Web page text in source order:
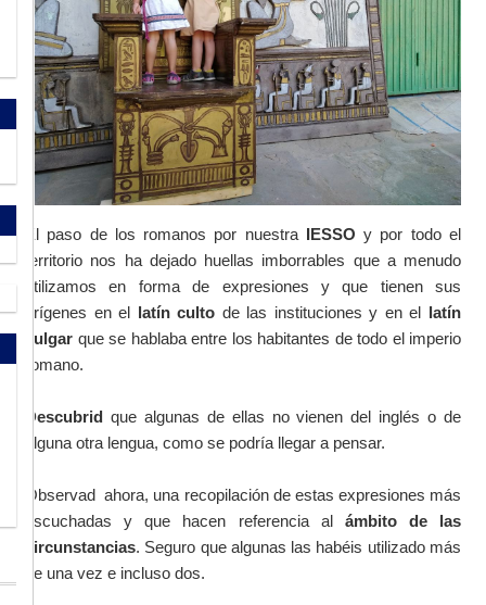
El paso de los romanos por nuestra IESSO y por todo el
territorio nos ha dejado huellas imborrables que a menudo
utilizamos en forma de expresiones y que tienen sus
orígenes en el latín culto de las instituciones y en el latín
vulgar que se hablaba entre los habitantes de todo el imperio
romano.
Descubrid que algunas de ellas no vienen del inglés o de
alguna otra lengua, como se podría llegar a pensar.
Observad ahora, una recopilación de estas expresiones más
escuchadas y que hacen referencia al ámbito de las
circunstancias. Seguro que algunas las habéis utilizado más
de una vez e incluso dos.